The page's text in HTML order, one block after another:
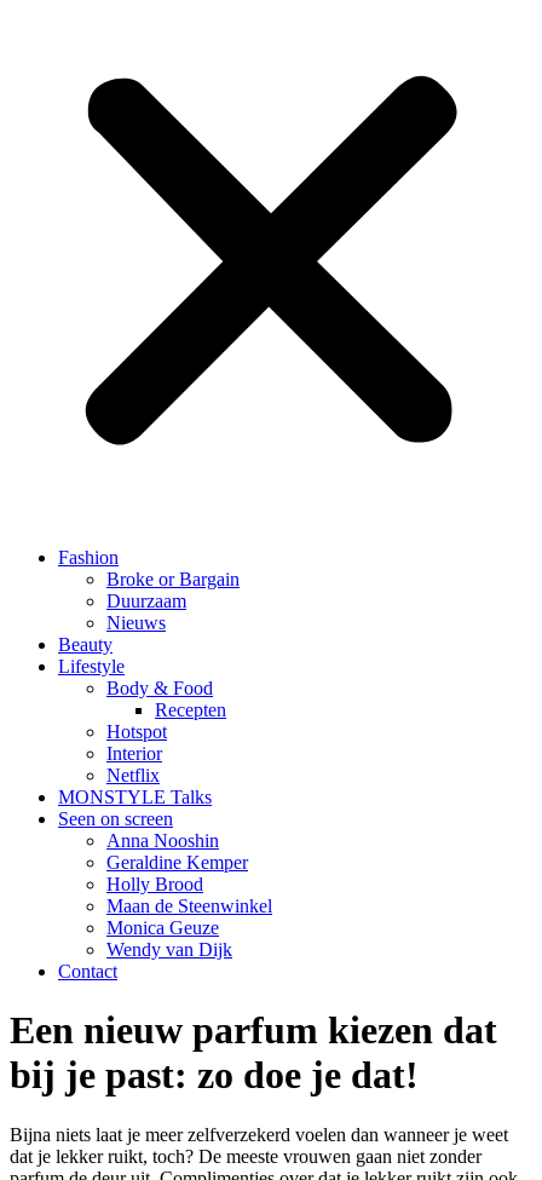
Fashion
Broke or Bargain
Duurzaam
Nieuws
Beauty
Lifestyle
Body & Food
Recepten
Hotspot
Interior
Netflix
MONSTYLE Talks
Seen on screen
Anna Nooshin
Geraldine Kemper
Holly Brood
Maan de Steenwinkel
Monica Geuze
Wendy van Dijk
Contact
Een nieuw parfum kiezen dat
bij je past: zo doe je dat!
Bijna niets laat je meer zelfverzekerd voelen dan wanneer je weet
dat je lekker ruikt, toch? De meeste vrouwen gaan niet zonder